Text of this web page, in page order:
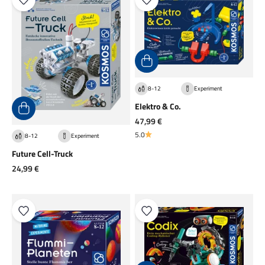
8-12 Experiment
Future Cell-Truck
Angebot
24,99 €
8-12 Experiment
Elektro & Co.
Angebot
47,99 €
5.0